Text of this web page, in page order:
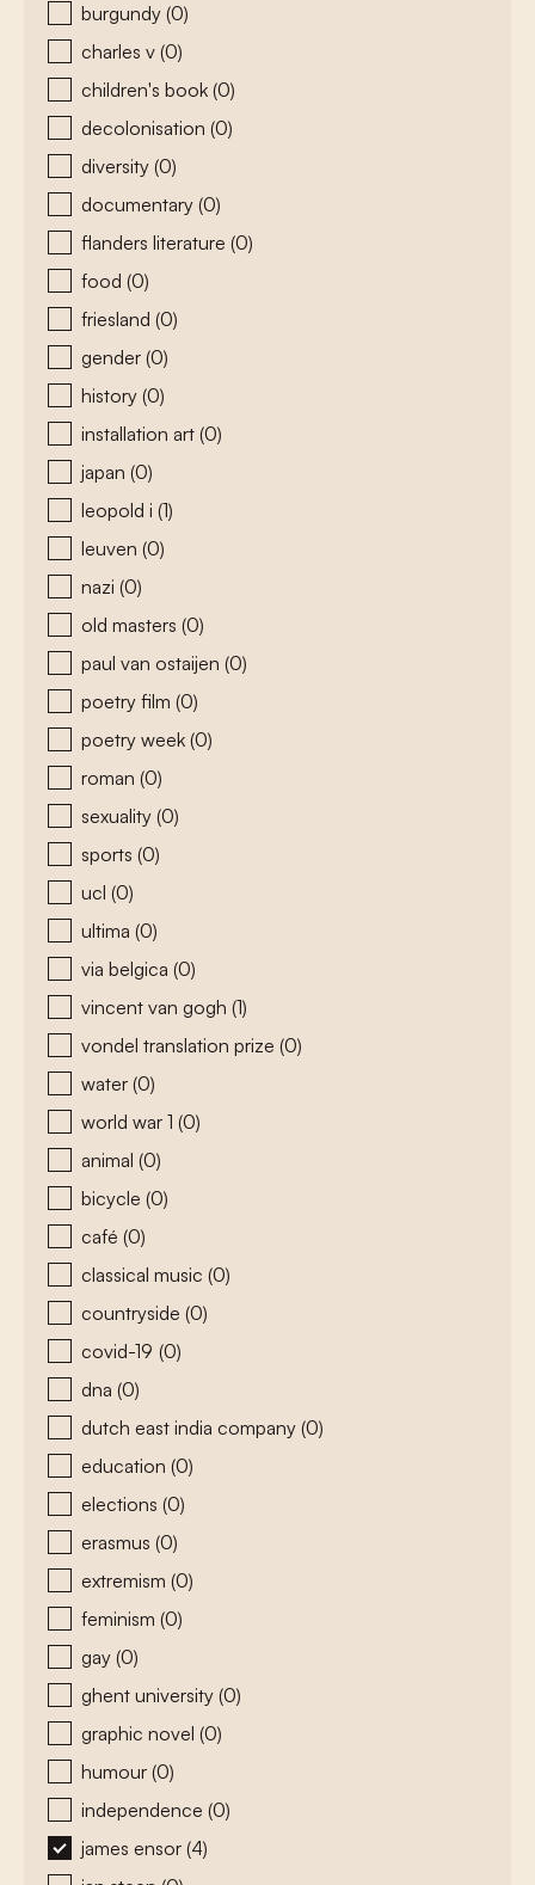
burgundy (0)
charles v (0)
children's book (0)
decolonisation (0)
diversity (0)
documentary (0)
flanders literature (0)
food (0)
friesland (0)
gender (0)
history (0)
installation art (0)
japan (0)
leopold i (1)
leuven (0)
nazi (0)
old masters (0)
paul van ostaijen (0)
poetry film (0)
poetry week (0)
roman (0)
sexuality (0)
sports (0)
ucl (0)
ultima (0)
via belgica (0)
vincent van gogh (1)
vondel translation prize (0)
water (0)
world war 1 (0)
animal (0)
bicycle (0)
café (0)
classical music (0)
countryside (0)
covid-19 (0)
dna (0)
dutch east india company (0)
education (0)
elections (0)
erasmus (0)
extremism (0)
feminism (0)
gay (0)
ghent university (0)
graphic novel (0)
humour (0)
independence (0)
james ensor (4)